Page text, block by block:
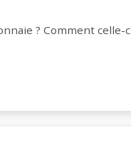
? Comment celle-